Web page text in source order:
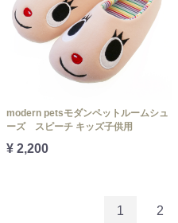
modern petsモダンペットルームシュ
ーズ スピーチ キッズ子供用
¥ 2,200
1 2